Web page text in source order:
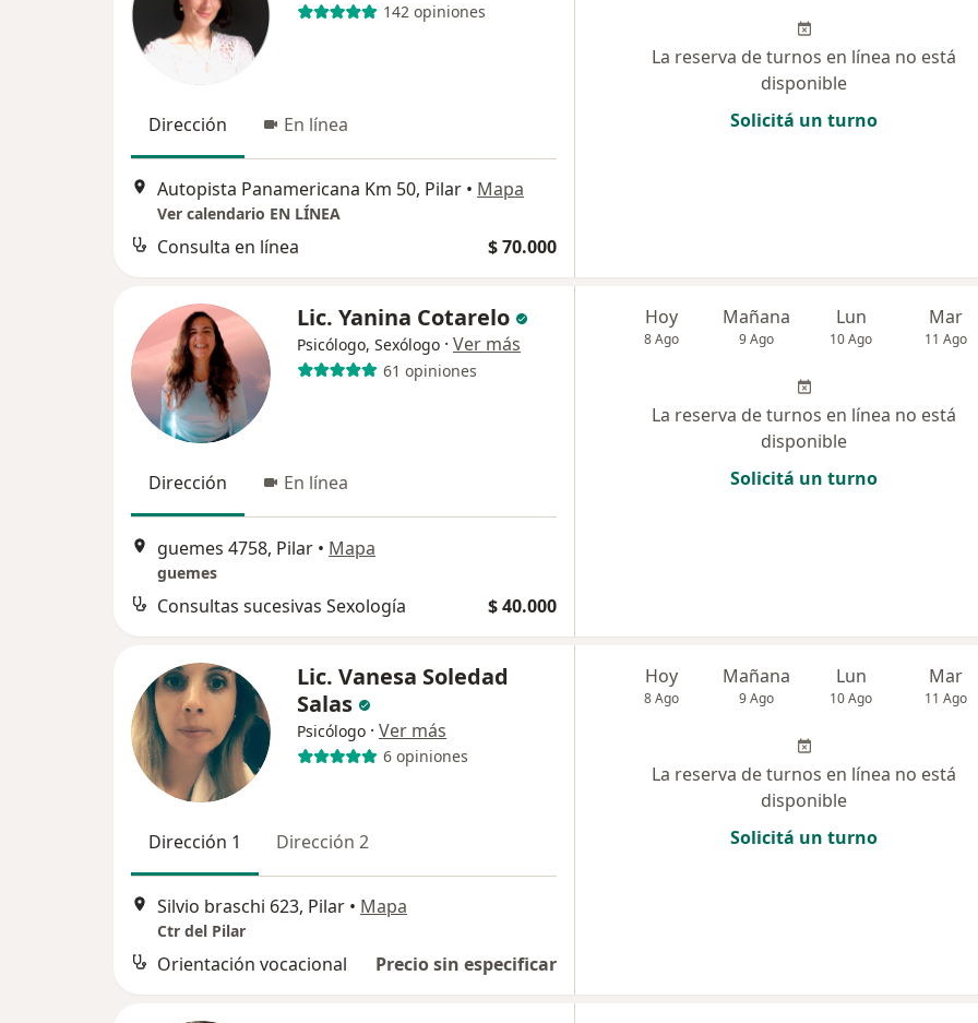
142 opiniones
Dirección En línea
Autopista Panamericana Km 50, Pilar • Mapa
Ver calendario EN LÍNEA
Consulta en línea $ 70.000
La reserva de turnos en línea no está
disponible
Solicitá un turno
Lic. Yanina Cotarelo
Psicólogo, Sexólogo · Ver más
61 opiniones
Dirección En línea
guemes 4758, Pilar • Mapa
guemes
Consultas sucesivas Sexología $ 40.000
Hoy
8 Ago
Mañana
9 Ago
Lun
10 Ago
Mar
11 Ago
La reserva de turnos en línea no está
disponible
Solicitá un turno
Lic. Vanesa Soledad
Salas
Psicólogo · Ver más
6 opiniones
Dirección 1 Dirección 2
Silvio braschi 623, Pilar • Mapa
Ctr del Pilar
Orientación vocacional Precio sin especificar
Hoy
8 Ago
Mañana
9 Ago
Lun
10 Ago
Mar
11 Ago
La reserva de turnos en línea no está
disponible
Solicitá un turno